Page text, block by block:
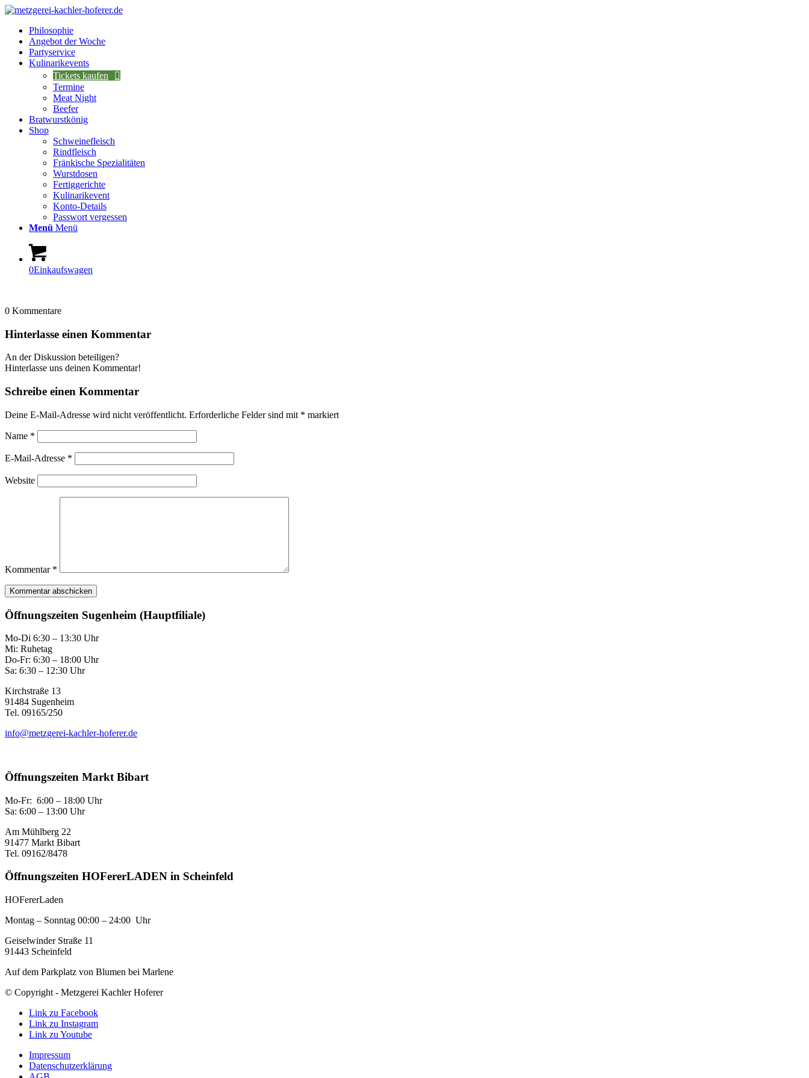
Philosophie
Angebot der Woche
Partyservice
Kulinarikevents
Tickets kaufen
Termine
Meat Night
Beefer
Bratwurstkönig
Shop
Schweinefleisch
Rindfleisch
Fränkische Spezialitäten
Wurstdosen
Fertiggerichte
Kulinarikevent
Konto-Details
Passwort vergessen
Menü Menü
0Einkaufswagen
0 Kommentare
Hinterlasse einen Kommentar
An der Diskussion beteiligen?
Hinterlasse uns deinen Kommentar!
Schreibe einen Kommentar
Deine E-Mail-Adresse wird nicht veröffentlicht. Erforderliche Felder sind mit * markiert
Name *
E-Mail-Adresse *
Website
Kommentar *
Öffnungszeiten Sugenheim (Hauptfiliale)
Mo-Di 6:30 – 13:30 Uhr
Mi: Ruhetag
Do-Fr: 6:30 – 18:00 Uhr
Sa: 6:30 – 12:30 Uhr
Kirchstraße 13
91484 Sugenheim
Tel. 09165/250
info@metzgerei-kachler-hoferer.de
Öffnungszeiten Markt Bibart
Mo-Fr: 6:00 – 18:00 Uhr
Sa: 6:00 – 13:00 Uhr
Am Mühlberg 22
91477 Markt Bibart
Tel. 09162/8478
Öffnungszeiten HOFererLADEN in Scheinfeld
HOFererLaden
Montag – Sonntag 00:00 – 24:00 Uhr
Geiselwinder Straße 11
91443 Scheinfeld
Auf dem Parkplatz von Blumen bei Marlene
© Copyright - Metzgerei Kachler Hoferer
Link zu Facebook
Link zu Instagram
Link zu Youtube
Impressum
Datenschutzerklärung